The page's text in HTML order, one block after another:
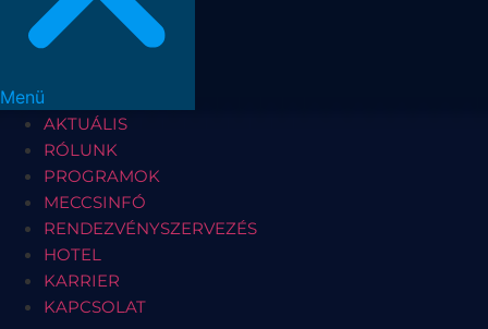
Menü
AKTUÁLIS
RÓLUNK
PROGRAMOK
MECCSINFÓ
RENDEZVÉNYSZERVEZÉS
HOTEL
KARRIER
KAPCSOLAT